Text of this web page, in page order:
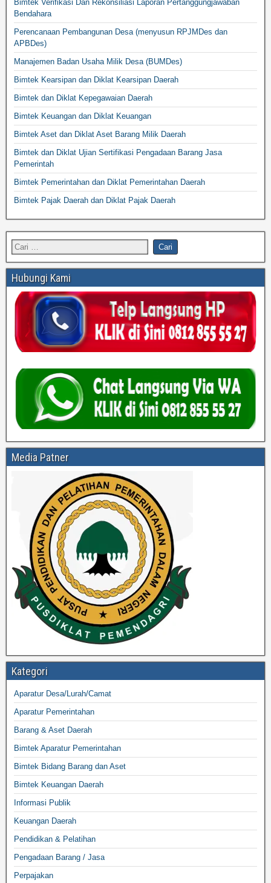
Bimtek Verifikasi Dan Rekonsiliasi Laporan Pertanggungjawaban
Bendahara
Perencanaan Pembangunan Desa (menyusun RPJMDes dan
APBDes)
Manajemen Badan Usaha Milik Desa (BUMDes)
Bimtek Kearsipan dan Diklat Kearsipan Daerah
Bimtek dan Diklat Kepegawaian Daerah
Bimtek Keuangan dan Diklat Keuangan
Bimtek Aset dan Diklat Aset Barang Milik Daerah
Bimtek dan Diklat Ujian Sertifikasi Pengadaan Barang Jasa
Pemerintah
Bimtek Pemerintahan dan Diklat Pemerintahan Daerah
Bimtek Pajak Daerah dan Diklat Pajak Daerah
Hubungi Kami
Media Patner
Kategori
Aparatur Desa/Lurah/Camat
Aparatur Pemerintahan
Barang & Aset Daerah
Bimtek Aparatur Pemerintahan
Bimtek Bidang Barang dan Aset
Bimtek Keuangan Daerah
Informasi Publik
Keuangan Daerah
Pendidikan & Pelatihan
Pengadaan Barang / Jasa
Perpajakan